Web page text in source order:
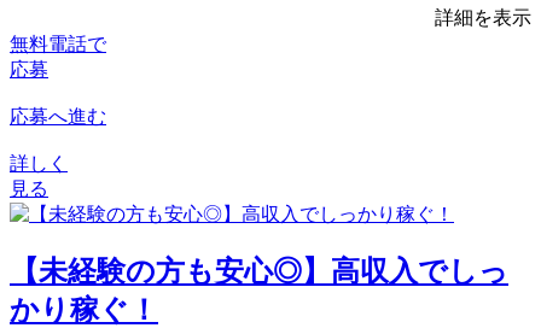
詳細を表示
無料電話で
応募
応募へ進む
詳しく
見る
【未経験の方も安心◎】高収入でしっ
かり稼ぐ！